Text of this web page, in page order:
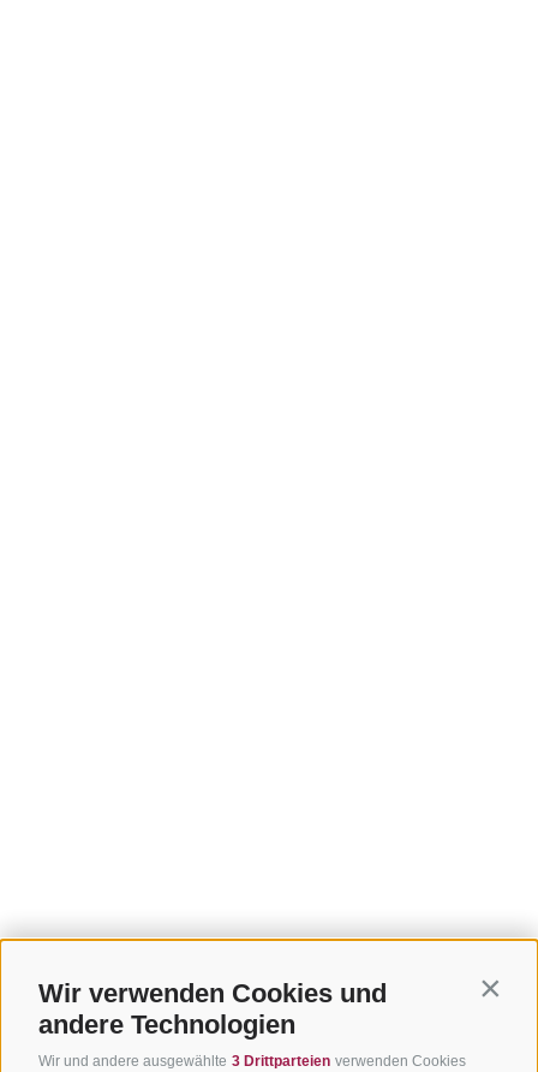
Wir verwenden Cookies und
andere Technologien
Wir und andere ausgewählte 3 Drittparteien verwenden Cookies